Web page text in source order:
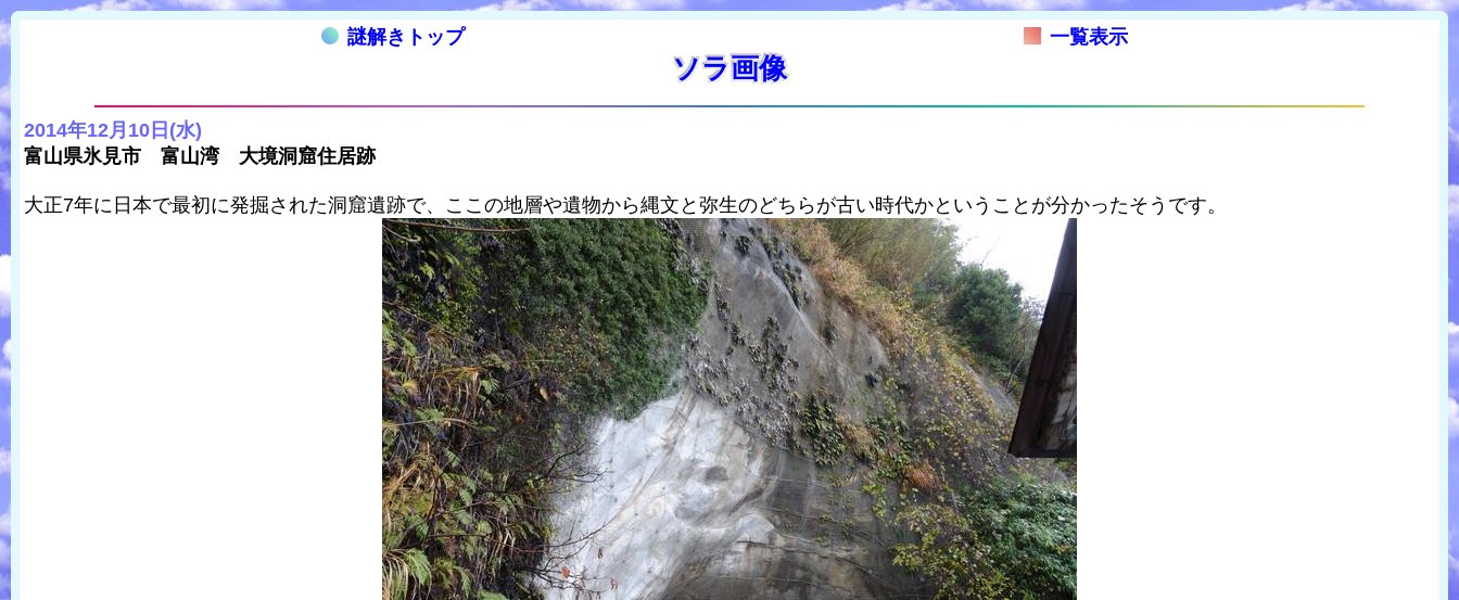
謎解きトップ 一覧表示
ソラ画像
2014年12月10日(水)
富山県氷見市 富山湾 大境洞窟住居跡
大正7年に日本で最初に発掘された洞窟遺跡で、ここの地層や遺物から縄文と弥生のどちらが古い時代かということが分かったそうです。